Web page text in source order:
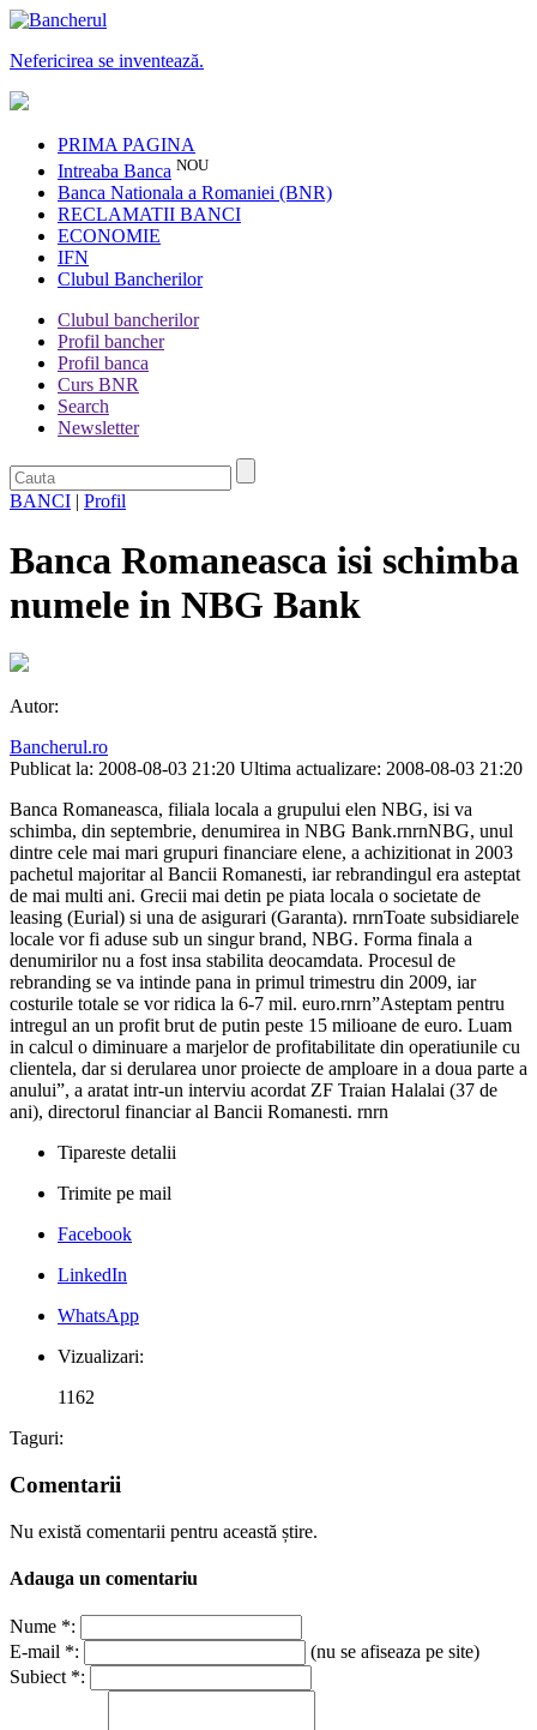
Nefericirea se inventează.
PRIMA PAGINA
Intreaba Banca NOU
Banca Nationala a Romaniei (BNR)
RECLAMATII BANCI
ECONOMIE
IFN
Clubul Bancherilor
Clubul bancherilor
Profil bancher
Profil banca
Curs BNR
Search
Newsletter
BANCI | Profil
Banca Romaneasca isi schimba
numele in NBG Bank
Autor:
Bancherul.ro
Publicat la: 2008-08-03 21:20 Ultima actualizare: 2008-08-03 21:20
Banca Romaneasca, filiala locala a grupului elen NBG, isi va
schimba, din septembrie, denumirea in NBG Bank.rnrnNBG, unul
dintre cele mai mari grupuri financiare elene, a achizitionat in 2003
pachetul majoritar al Bancii Romanesti, iar rebrandingul era asteptat
de mai multi ani. Grecii mai detin pe piata locala o societate de
leasing (Eurial) si una de asigurari (Garanta). rnrnToate subsidiarele
locale vor fi aduse sub un singur brand, NBG. Forma finala a
denumirilor nu a fost insa stabilita deocamdata. Procesul de
rebranding se va intinde pana in primul trimestru din 2009, iar
costurile totale se vor ridica la 6-7 mil. euro.rnrn”Asteptam pentru
intregul an un profit brut de putin peste 15 milioane de euro. Luam
in calcul o diminuare a marjelor de profitabilitate din operatiunile cu
clientela, dar si derularea unor proiecte de amploare in a doua parte a
anului”, a aratat intr-un interviu acordat ZF Traian Halalai (37 de
ani), directorul financiar al Bancii Romanesti. rnrn
Tipareste detalii
Trimite pe mail
Facebook
LinkedIn
WhatsApp
Vizualizari:
1162
Taguri:
Comentarii
Nu există comentarii pentru această știre.
Adauga un comentariu
Nume *:
E-mail *:
(nu se afiseaza pe site)
Subiect *: